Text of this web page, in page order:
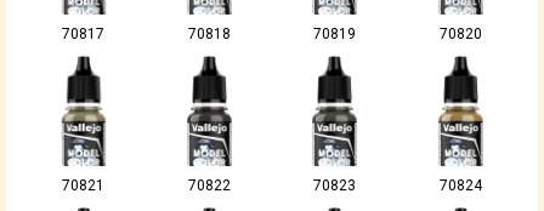
70817 70818 70819 70820
70821 70822 70823 70824